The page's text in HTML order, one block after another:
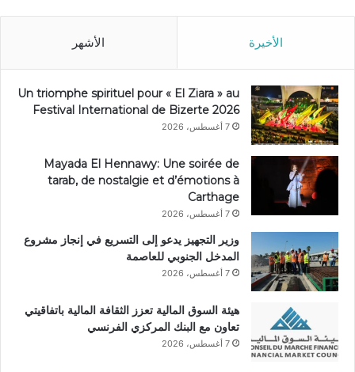
الأخيرة الأشهر
Un triomphe spirituel pour « El Ziara » au
Festival International de Bizerte 2026
7 أغسطس، 2026
Mayada El Hennawy: Une soirée de
tarab, de nostalgie et d’émotions à
Carthage
7 أغسطس، 2026
وزير التجهيز يدعو إلى التسريع في إنجاز مشروع
المدخل الجنوبي للعاصمة
7 أغسطس، 2026
هيئة السوق المالية تعزز الثقافة المالية باتفاقيتي
تعاون مع البنك المركزي الفرنسي
7 أغسطس، 2026